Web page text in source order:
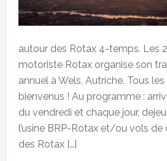
autour des Rotax 4-temps. Les
motoriste Rotax organise son
annuel à Wels, Autriche. Tous
bienvenus ! Au programme :
du vendredi et chaque jour,
l’usine BRP-Rotax et/ou vols
des Rotax […]